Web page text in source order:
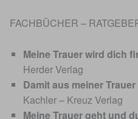
FACHBÜCHER –
Meine Trauer wird dich
Herder Verlag
Damit aus meiner
Kachler – Kreuz Verlag
Meine Trauer geht und